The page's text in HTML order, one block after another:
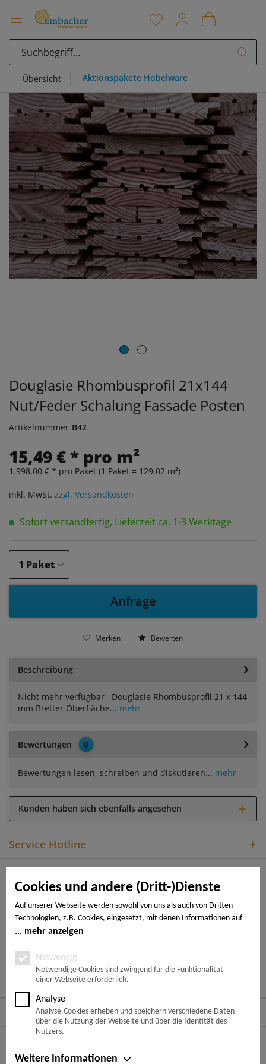
Cookies und andere (Dritt-)Dienste
Auf unserer Webseite werden sowohl von uns als auch von Dritten
Technologien, z.B. Cookies, eingesetzt, mit denen Informationen auf
Ihrem Endgerät gespeichert und/oder von Ihrem Endgerät abgerufen
Notwendige Cookies, Analyse-, Marketing- und Statistik-Cookies. Bei
den notwendigen Cookies handelt es sich um solche, die technisch
notwendig sind, um den von Ihnen gewünschten Dienst
bereitzustellen, die übrigen Cookies werden nur auf Grund einer von
Ihnen erteilten Einwilligung gesetzt. Die Einwilligung ist freiwillig.
Personen, die das 16. Lebensjahr noch nicht vollendet haben,
benötigen die Zustimmung der Sorgeberechtigten. Sie können Ihre
Sie dazu lediglich den Cookie-Banner erneut auf und ändern Sie Ihre
mehr anzeigen
Notwendig
Notwendige Cookies sind zwingend für die Funktionalität
einer Webseite erforderlich.
Analyse
Analyse-Cookies erheben und speichern verschiedene Daten
über die Nutzung der Webseite und über die Identität des
Nutzers.
Weitere Informationen
Übersicht Aktionspakete Hobelware
Douglasie Rhombusprofil 21x144
Nut/Feder Schalung Fassade Posten
Artikelnummer B42
15,49 € * pro m²
1.998,00 € * pro Paket (1 Paket = 129.02 m²)
inkl. MwSt. zzgl. Versandkosten
Sofort versandfertig, Lieferzeit ca. 1-3 Werktage
Anfrage
Merken Bewerten
Beschreibung
Nicht mehr verfügbar Douglasie Rhombusprofil 21 x 144
mm Bretter Oberfläche... mehr
Bewertungen 0
Bewertungen lesen, schreiben und diskutieren... mehr
Kunden haben sich ebenfalls angesehen
Service Hotline
Informationen
Rechtliches
Zahlungsarten
Folge uns auf:
Versandarten
* Alle Preise inkl. gesetzl. Mehrwertsteuer zzgl.
anders beschrieben